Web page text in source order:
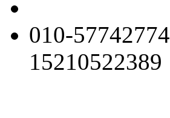
010-57742774
15210522389